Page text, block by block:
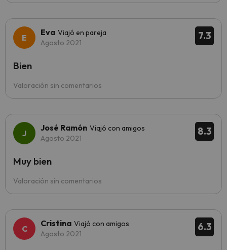
7.3
Eva Viajó en pareja
Agosto 2021
Valoración sin comentarios
Bien
8.3
José Ramón Viajó con amigos
Agosto 2021
Valoración sin comentarios
Muy bien
6.3
Cristina Viajó con amigos
Agosto 2021